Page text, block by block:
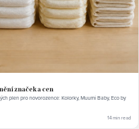
značek a cen
plen pro novorozence: Kolorky, Muumi Baby, Eco by
14 min read